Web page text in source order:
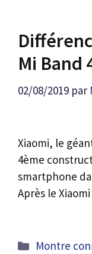
Mi Band
02/08/2019 par
Xiaomi, le
4ème
smartphone
Après le
Catégories
Montre